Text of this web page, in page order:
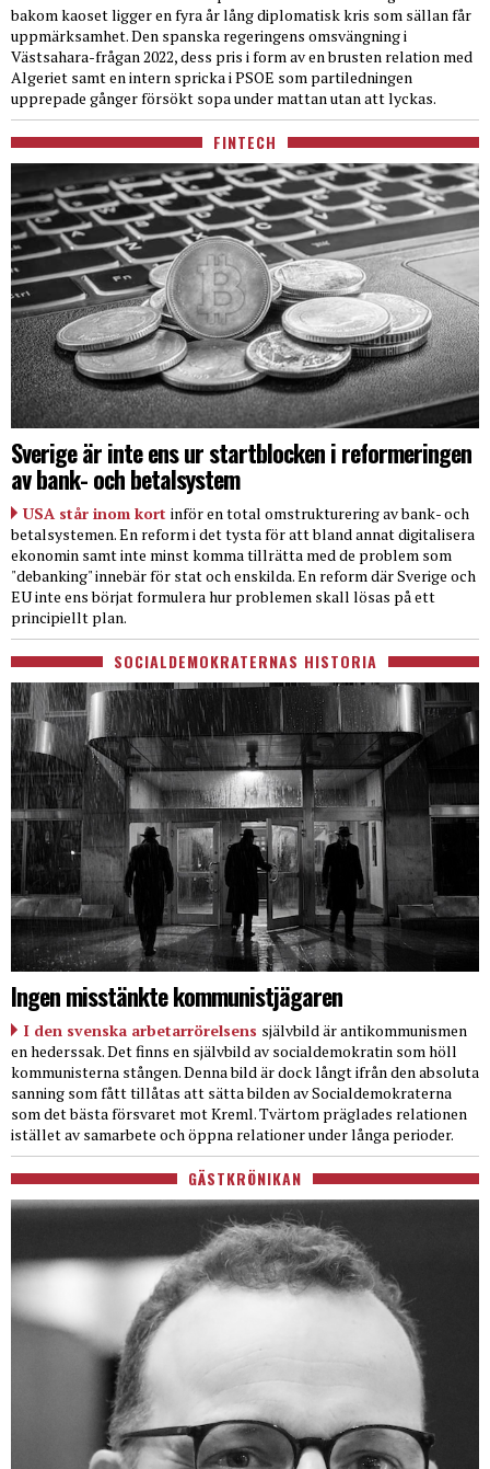
bakom kaoset ligger en fyra år lång diplomatisk kris som sällan får
uppmärksamhet. Den spanska regeringens omsvängning i
Västsahara-frågan 2022, dess pris i form av en brusten relation med
Algeriet samt en intern spricka i PSOE som partiledningen
upprepade gånger försökt sopa under mattan utan att lyckas.
FINTECH
Sverige är inte ens ur startblocken i reformeringen
av bank- och betalsystem
USA står inom kort inför en total omstrukturering av bank- och
betalsystemen. En reform i det tysta för att bland annat digitalisera
ekonomin samt inte minst komma tillrätta med de problem som
"debanking" innebär för stat och enskilda. En reform där Sverige och
EU inte ens börjat formulera hur problemen skall lösas på ett
principiellt plan.
SOCIALDEMOKRATERNAS HISTORIA
Ingen misstänkte kommunistjägaren
I den svenska arbetarrörelsens självbild är antikommunismen
en hederssak. Det finns en självbild av socialdemokratin som höll
kommunisterna stången. Denna bild är dock långt ifrån den absoluta
sanning som fått tillåtas att sätta bilden av Socialdemokraterna
som det bästa försvaret mot Kreml. Tvärtom präglades relationen
istället av samarbete och öppna relationer under långa perioder.
GÄSTKRÖNIKAN